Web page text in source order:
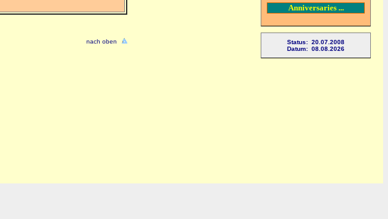
Anniversaries ...
Status: 20.07.2008
Datum: 08.08.2026
nach oben